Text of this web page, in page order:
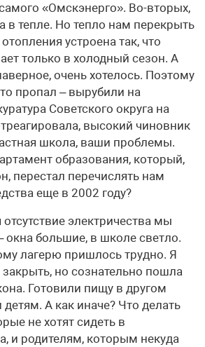
«Омскэнерго». Во-вторых,
в тепле. Но тепло нам перекрыть
устроена так, что
только в холодный сезон. А
очень хотелось. Поэтому
пропал – вырубили на
Советского округа на
высокий чиновник
школа, ваши проблемы.
образования, который,
перестал перечислять нам
еще в 2002 году?
электричества мы
окна большие, в школе светло.
лагерю пришлось трудно. Я
но сознательно пошла
Готовили пищу в другом
А как иначе? Что делать
не хотят сидеть в
и родителям, которым некуда